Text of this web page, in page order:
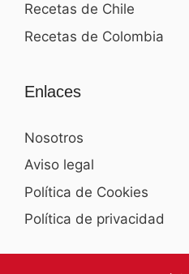
Recetas de Chile
Recetas de Colombia
Enlaces
Nosotros
Aviso legal
Política de Cookies
Política de privacidad